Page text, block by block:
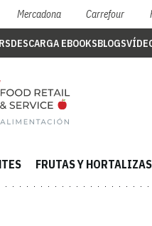
Mercadona Carrefour
DESCARGA EBOOKSBLOGS
FRUTAS Y HORTALIZAS